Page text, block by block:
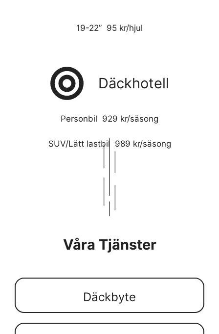
19-22” 95 kr/hjul
Däckhotell
Personbil 929 kr/säsong
SUV/Lätt lastbil 989 kr/säsong
Våra Tjänster
Däckbyte